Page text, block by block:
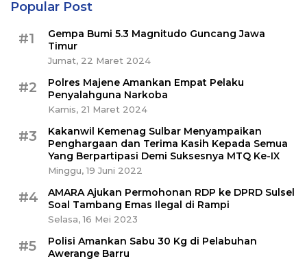
Popular Post
#1
Gempa Bumi 5.3 Magnitudo Guncang Jawa
Timur
Jumat, 22 Maret 2024
#2
Polres Majene Amankan Empat Pelaku
Penyalahguna Narkoba
Kamis, 21 Maret 2024
#3
Kakanwil Kemenag Sulbar Menyampaikan
Penghargaan dan Terima Kasih Kepada Semua
Yang Berpartipasi Demi Suksesnya MTQ Ke-IX
Minggu, 19 Juni 2022
#4
AMARA Ajukan Permohonan RDP ke DPRD Sulsel
Soal Tambang Emas Ilegal di Rampi
Selasa, 16 Mei 2023
#5
Polisi Amankan Sabu 30 Kg di Pelabuhan
Awerange Barru